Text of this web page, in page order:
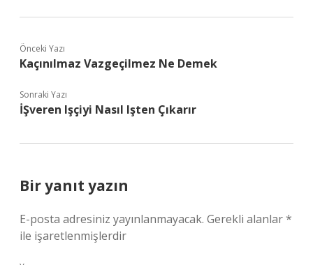
Önceki Yazı
Kaçınılmaz Vazgeçilmez Ne Demek
Sonraki Yazı
İŞveren Işçiyi Nasıl Işten Çıkarır
Bir yanıt yazın
E-posta adresiniz yayınlanmayacak. Gerekli alanlar*
ile işaretlenmişlerdir